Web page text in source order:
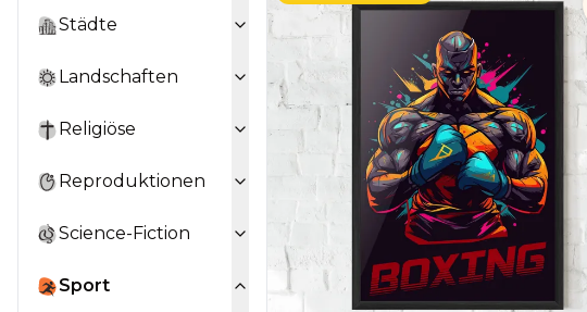
Städte
Landschaften
Religiöse
Reproduktionen
Science-Fiction
Sport